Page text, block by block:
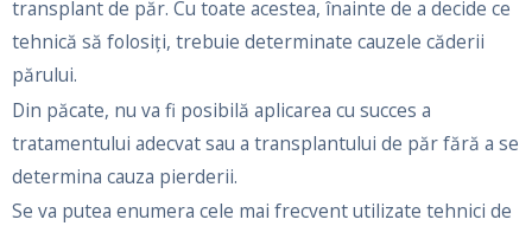
transplant de păr. Cu toate acestea, înainte de a decide ce
tehnică să folosiți, trebuie determinate cauzele căderii
părului.
Din păcate, nu va fi posibilă aplicarea cu succes a
tratamentului adecvat sau a transplantului de păr fără a se
determina cauza pierderii.
Se va putea enumera cele mai frecvent utilizate tehnici de